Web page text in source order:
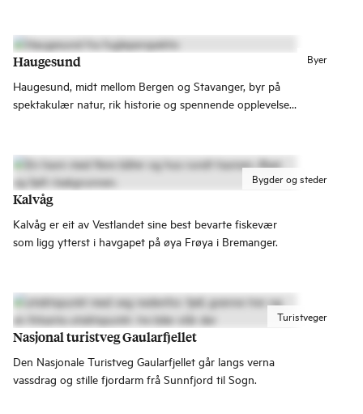
Byer
Haugesund
Haugesund, midt mellom Bergen og Stavanger, byr på
spektakulær natur, rik historie og spennende opplevelser.
Bygder og steder
Kalvåg
Kalvåg er eit av Vestlandet sine best bevarte fiskevær
som ligg ytterst i havgapet på øya Frøya i Bremanger.
Turistveger
Nasjonal turistveg Gaularfjellet
Den Nasjonale Turistveg Gaularfjellet går langs verna
vassdrag og stille fjordarm frå Sunnfjord til Sogn.